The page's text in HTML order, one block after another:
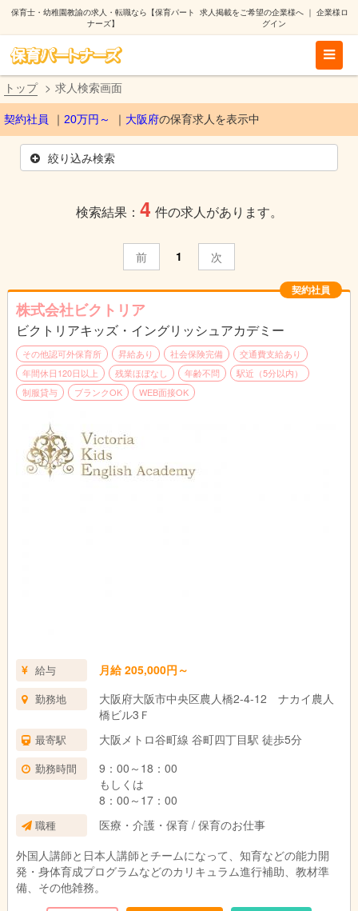
保育士・幼稚園教諭の求人・転職なら【保育パート
ナーズ】
求人掲載をご希望の企業様へ｜ 企業様ロ
グイン
トップ 求人検索画面
契約社員 20万円～ 大阪府の保育求人を表示中
絞り込み検索
検索結果： 4 件の求人があります。
前 1 次
契約社員
株式会社ビクトリア
ビクトリアキッズ・イングリッシュアカデミー
その他認可外保育所 昇給あり 社会保険完備
交通費支給あり
年間休日120日以上
残業ほぼなし 年齢不問
駅近（5分以内）
制服貸与
ブランクOK WEB面接OK
給与 月給 205,000円～
勤務地
大阪府大阪市中央区農人橋2-4-12 ナカイ農人
橋ビル3Ｆ
最寄駅 大阪メトロ谷町線 谷町四丁目駅 徒歩5分
勤務時間
9：00～18：00
もしくは
8：00～17：00
職種
医療・介護・保育 / 保育のお仕事
外国人講師と日本人講師とチームになって、知育などの能力開
発・身体育成プログラムなどのカリキュラム進行補助、教材準
備、その他雑務。